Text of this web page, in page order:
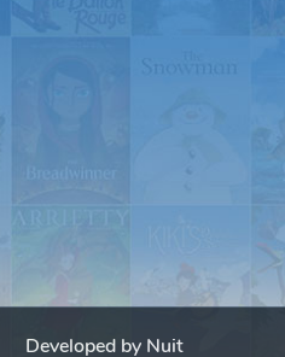
Developed by Nuit